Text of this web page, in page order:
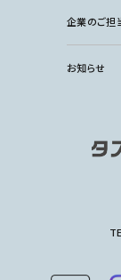
企業のご担
お知らせ